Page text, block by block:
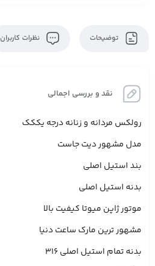
توضیحات نظرات کاربران
نقد و بررسی اجمالی
رولکس مردانه و زنانه درجه یککک
مدل مشهور دیت جاست
بند استیل اصلی
بدنه استیل اصلی
موتور ژاپن میوتا کیفیت بالا
مشهور ترین مارک ساعت دنیا
بدنه تمام استیل اصلی 316